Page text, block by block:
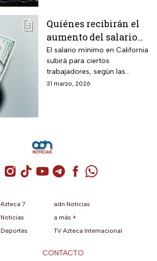
Quiénes recibirán el
aumento del salario
mínimo en California
El salario mínimo en California
subirá para ciertos
trabajadores, según las
autoridades locales. Conoce
31 marzo, 2026
Cuenta de X / Twitter (se abre en una
Cuenta de Instagram (se abre en una
Cuenta de TikTok (se abre en
Cuenta de YouTube (se abre
Cuenta de Telegram (se
Cuenta de
Cuenta de
Azteca 7
Noticias
Deportes
adn Noticias
a más +
TV Azteca Internacional
CONTACTO